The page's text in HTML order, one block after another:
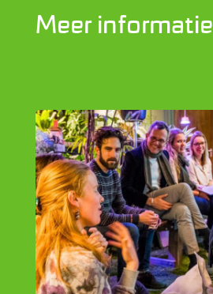
Meer informatie